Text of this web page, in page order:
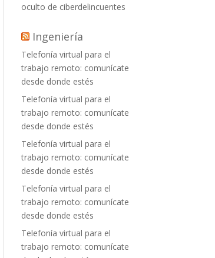
oculto de ciberdelincuentes
Ingeniería
Telefonía virtual para el
trabajo remoto: comunícate
desde donde estés
Telefonía virtual para el
trabajo remoto: comunícate
desde donde estés
Telefonía virtual para el
trabajo remoto: comunícate
desde donde estés
Telefonía virtual para el
trabajo remoto: comunícate
desde donde estés
Telefonía virtual para el
trabajo remoto: comunícate